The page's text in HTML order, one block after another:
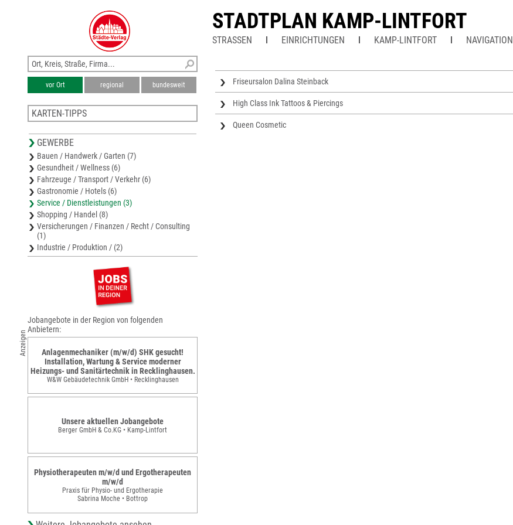
STADTPLAN KAMP-LINTFORT
STRASSEN EINRICHTUNGEN KAMP-LINTFORT NAVIGATION
Friseursalon Dalina Steinback
High Class Ink Tattoos & Piercings
Queen Cosmetic
vor Ort regional bundesweit
KARTEN-TIPPS
Stadtplan Rheinberg
Stadtplan Moers
Stadtplan Krefeld
Stadtplan Voerde
GEWERBE
Bauen / Handwerk / Garten (7)
Gesundheit / Wellness (6)
Fahrzeuge / Transport / Verkehr (6)
Gastronomie / Hotels (6)
Service / Dienstleistungen (3)
Shopping / Handel (8)
Versicherungen / Finanzen / Recht / Consulting
(1)
Industrie / Produktion / (2)
Anzeigen
Jobangebote in der Region von folgenden
Anbietern:
Anlagenmechaniker (m/w/d) SHK gesucht!
Installation, Wartung & Service moderner
Heizungs- und Sanitärtechnik in Recklinghausen.
W&W Gebäudetechnik GmbH • Recklinghausen
Unsere aktuellen Jobangebote
Berger GmbH & Co.KG • Kamp-Lintfort
Physiotherapeuten m/w/d und Ergotherapeuten
m/w/d
Praxis für Physio- und Ergotherapie
Sabrina Moche • Bottrop